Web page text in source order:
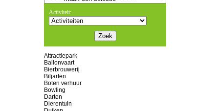
Activiteit:
Attractiepark
Ballonvaart
Bierbrouwerij
Biljarten
Boten verhuur
Bowling
Darten
Dierentuin